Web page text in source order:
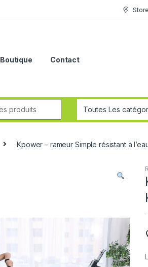
Boutique Contact
Kpower – rameur Simple résistant à